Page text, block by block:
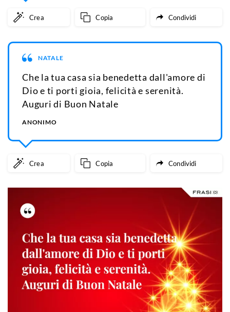
Crea Copia Condividi
NATALE
Che la tua casa sia benedetta dall'amore di
Dio e ti porti gioia, felicità e serenità.
Auguri di Buon Natale
ANONIMO
Crea Copia Condividi